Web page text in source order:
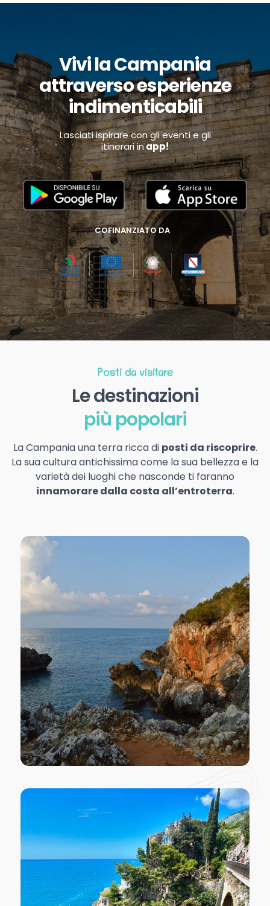
Vivi la Campania
attraverso esperienze
indimenticabili
Lasciati ispirare con gli eventi e gli
itinerari inapp!
COFINANZIATO DA
Posti da visitare
Le destinazioni
più popolari
La Campania una terra ricca di posti da riscoprire.
La sua cultura antichissima come la sua bellezza e la
varietà dei luoghi che nasconde ti faranno
innamorare dalla costa all’entroterra.